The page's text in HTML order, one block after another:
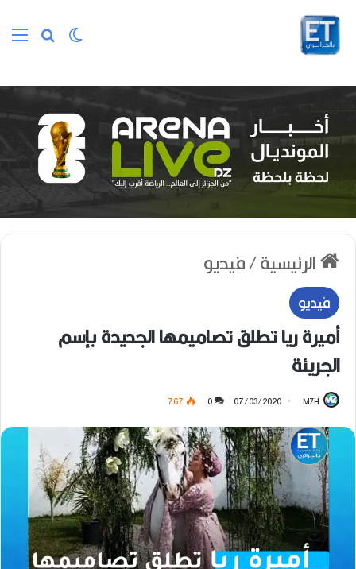
بحث عن
الوضع المظلم
الرئيسية/فيديو
فيديو
أميرة ريا تطلق تصاميمها الجديدة بإسم
الجريئة
MZH
07/03/2020
0
767